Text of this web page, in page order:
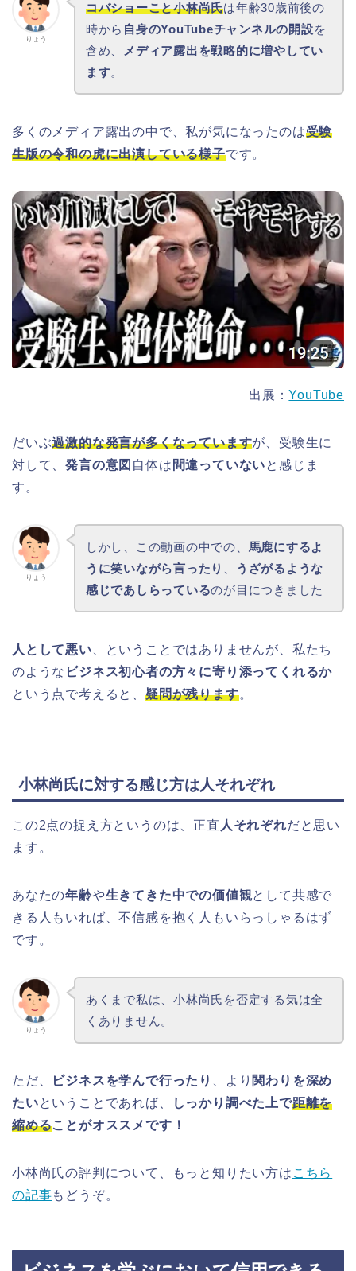
りょう
コバショーこと小林尚氏は年齢30歳前後の
時から 自身のYouTubeチャンネルの開設を
含め、
メディア露出を戦略的に増やしてい
ます。
多くのメディア露出の中で、私が気になったのは受験
生版の令和の虎に出演している様子です。
出展：YouTube
だいぶ過激的な発言が多くなっていますが、受験生に
対して、発言の意図 自体は 間違っていないと感じま
す。
りょう
しかし、この動画の中での、 馬鹿にするよ
うに笑いながら言ったり
うざがるような
感じであしらっているのが目につきました
人として悪い 、ということではありませんが、私たち
のような ビジネス初心者の方々に寄り添ってくれるか
という点で考えると、 疑問が残ります。
小林尚氏に対する感じ方は人それぞれ
この2点の捉え方というのは、正直 人それぞれだと思い
ます。
あなたの年齢や生きてきた中での価値観として共感で
きる人もいれば、不信感を抱く人もいらっしゃるはず
です。
りょう
あくまで私は、小林尚氏を否定する気は全
くありません。
ただ、 ビジネスを学んで行ったり 、より 関わりを深め
たいということであれば、 しっかり調べた上で距離を
縮めることがオススメです！
小林尚氏の評判について、もっと知りたい方は こちら
の記事もどうぞ。